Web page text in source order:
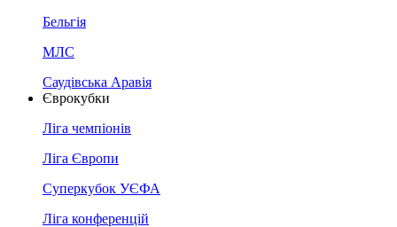
Бельгія
МЛС
Саудівська Аравія
Єврокубки
Ліга чемпіонів
Ліга Європи
Суперкубок УЄФА
Ліга конференцій